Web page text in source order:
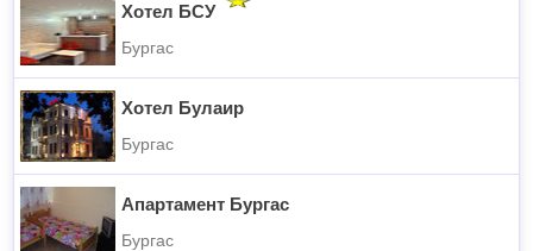
Хотел БСУ
Бургас
Хотел Булаир
Бургас
Апартамент Бургас
Бургас